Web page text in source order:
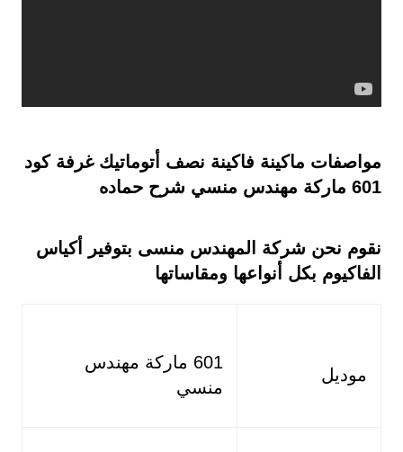
مواصفات ماكينة فاكينة نصف أتوماتيك غرفة كود
601 ماركة مهندس منسي شرح حماده
نقوم نحن شركة المهندس منسى بتوفير أكياس
الفاكيوم بكل أنواعها ومقاساتها
موديل
601 ماركة مهندس
منسي